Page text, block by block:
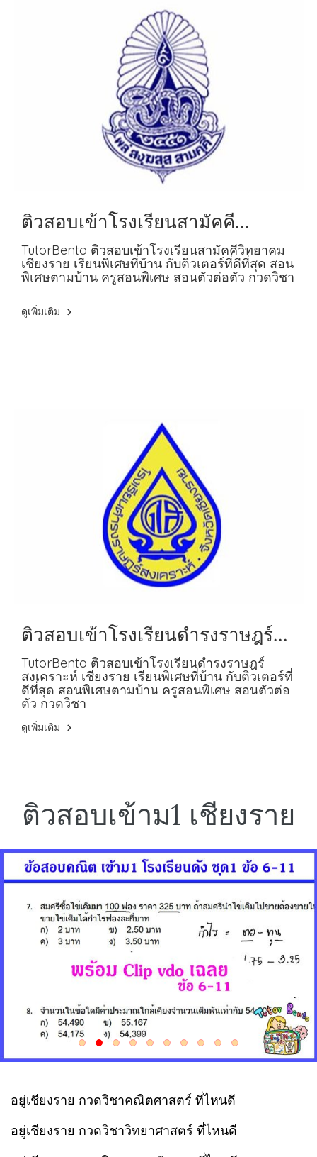
ติวสอบเข้าโรงเรียนสามัคคี
วิทยาคม จ.เชียงราย เรียนตัวต่อตัว
TutorBento ติวสอบเข้าโรงเรียนสามัคคีวิทยาคม
เชียงราย เรียนพิเศษที่บ้าน กับติวเตอร์ที่ดีที่สุด สอน
พิเศษตามบ้าน ครูสอนพิเศษ สอนตัวต่อตัว กวดวิชา
ดูเพิ่มเติม
ติวสอบเข้าโรงเรียนดำรงราษฎร์
สงเคราะห์ เชียงราย ครูสอนพิเศษ
TutorBento ติวสอบเข้าโรงเรียนดำรงราษฎร์
สงเคราะห์ เชียงราย เรียนพิเศษที่บ้าน กับติวเตอร์ที่
ดีที่สุด สอนพิเศษตามบ้าน ครูสอนพิเศษ สอนตัวต่อ
ตัว กวดวิชา
ดูเพิ่มเติม
ติวสอบเข้าม1 เชียงราย
อยู่เชียงราย กวดวิชาคณิตศาสตร์ ที่ไหนดี
อยู่เชียงราย กวดวิชาวิทยาศาสตร์ ที่ไหนดี